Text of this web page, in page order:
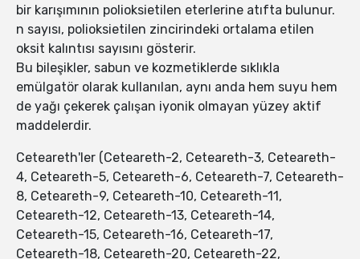
bir karışımının polioksietilen eterlerine atıfta bulunur.
n sayısı, polioksietilen zincirindeki ortalama etilen
oksit kalıntısı sayısını gösterir.
Bu bileşikler, sabun ve kozmetiklerde sıklıkla
emülgatör olarak kullanılan, aynı anda hem suyu hem
de yağı çekerek çalışan iyonik olmayan yüzey aktif
maddelerdir.
Ceteareth'ler (Ceteareth-2, Ceteareth-3, Ceteareth-
4, Ceteareth-5, Ceteareth-6, Ceteareth-7, Ceteareth-
8, Ceteareth-9, Ceteareth-10, Ceteareth-11,
Ceteareth-12, Ceteareth-13, Ceteareth-14,
Ceteareth-15, Ceteareth-16, Ceteareth-17,
Ceteareth-18, Ceteareth-20, Ceteareth-22,